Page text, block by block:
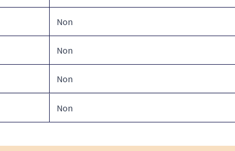
Non
Non
Non
Non